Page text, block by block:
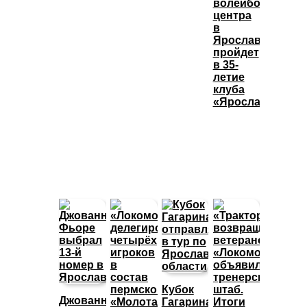
волейбольного
центра
в
Ярославле
пройдет
в 35-
летие
клуба
«Ярославич»
Джованни
Кубок
Гагарина